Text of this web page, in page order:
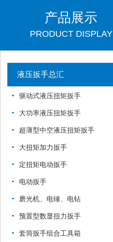
产品展示
PRODUCT DISPLAY
液压扳手总汇
驱动式液压扭矩扳手
大功率液压扭矩扳手
超薄型中空液压扭矩扳手
大扭矩加力扳手
定扭矩电动扳手
电动扳手
磨光机、电锤、电钻
预置型数显扭力扳手
套筒扳手组合工具箱